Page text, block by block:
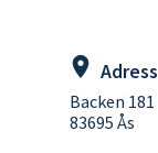
Adress
Backen 181
83695 Ås